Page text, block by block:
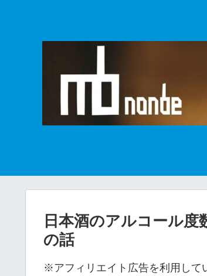
日本酒のアルコール
の話
※アフィリエイト広告を利用して